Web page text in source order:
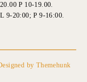
P 10-19.00.
9-20:00; P 9-16:00.
by Themehunk